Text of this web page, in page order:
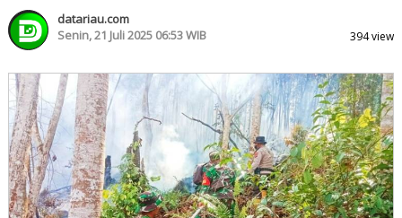
datariau.com
Senin, 21 Juli 2025 06:53 WIB
394 view